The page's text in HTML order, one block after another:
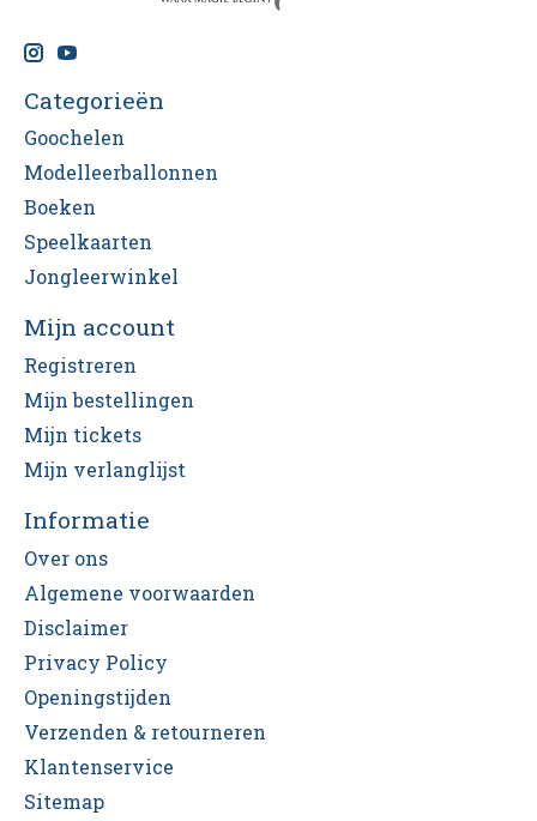
Categorieën
Goochelen
Modelleerballonnen
Boeken
Speelkaarten
Jongleerwinkel
Mijn account
Registreren
Mijn bestellingen
Mijn tickets
Mijn verlanglijst
Informatie
Over ons
Algemene voorwaarden
Disclaimer
Privacy Policy
Openingstijden
Verzenden & retourneren
Klantenservice
Sitemap